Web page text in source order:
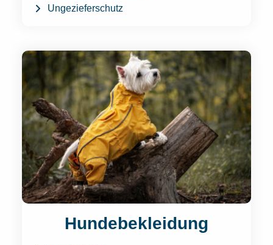
Ungezieferschutz
Hundebekleidung